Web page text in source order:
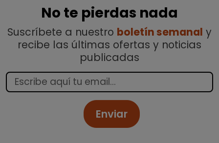
No te pierdas nada
Suscríbete a nuestro boletín semanal y
recibe las últimas ofertas y noticias
publicadas
Enviar